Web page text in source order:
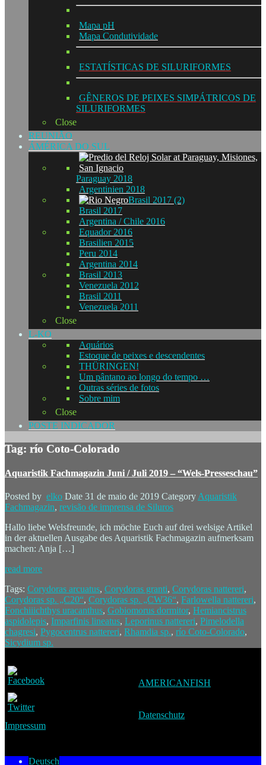
Mapa pH
Mapa Condutividade
ESTATÍSTICAS DE SILURIFORMES
GÊNEROS DE PEIXES SIMPÁTRICOS DE
SILURIFORMES
Close
REUNIÃO
ÁMÉRICA DO SUL
Paraguay 2018
Argentinien 2018
Brasil 2017 (2)
Brasil 2017
Argentina / Chile 2016
Equador 2016
Brasilien 2015
Peru 2014
Argentina 2014
Brasil 2013
Venezuela 2012
Brasil 2011
Venezuela 2011
Close
L-KO
Aquários
Estoque de peixes e descendentes
THÜRINGEN!
Um pântano ao longo do tempo …
Outras séries de fotos
Sobre mim
Close
POSTE INDICADOR
Tag: río Coto-Colorado
Aquaristik Fachmagazin Juni / Juli 2019 – “Wels-Presseschau”
Posted by elko Date 31 de maio de 2019 Category Aquaristik
Fachmagazin, revisão de imprensa de Siluros
Hallo liebe Welsfreunde, ich möchte Euch auf drei welsige Artikel
in der aktuellen Ausgabe des Aquaristik Fachmagazin aufmerksam
machen: Anja […]
read more
Tags: Corydoras arcuatus, Corydoras granti, Corydoras nattereri,
Corydoras sp. „C20“, Corydoras sp. „CW36“, Farlowella nattereri,
Fonchiiichthys uracanthus, Gobiomorus dormitor, Hemiancistrus
aspidolepis, Imparfinis lineatus, Leporinus nattereri, Pimelodella
chagresi, Pygocentrus nattereri, Rhamdia sp., río Coto-Colorado,
Sicydium sp.
AMERICANFISH
Datenschutz
Impressum
Deutsch